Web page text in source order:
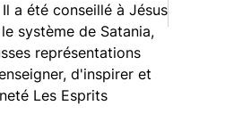
a été conseillé à Jésus
système de Satania,
représentations
d'inspirer et
Les Esprits